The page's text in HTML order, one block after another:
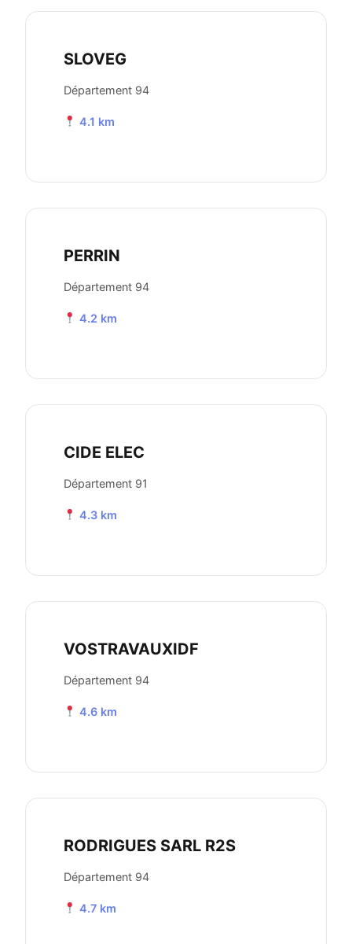
SLOVEG
Département 94
4.1 km
PERRIN
Département 94
4.2 km
CIDE ELEC
Département 91
4.3 km
VOSTRAVAUXIDF
Département 94
4.6 km
RODRIGUES SARL R2S
Département 94
4.7 km